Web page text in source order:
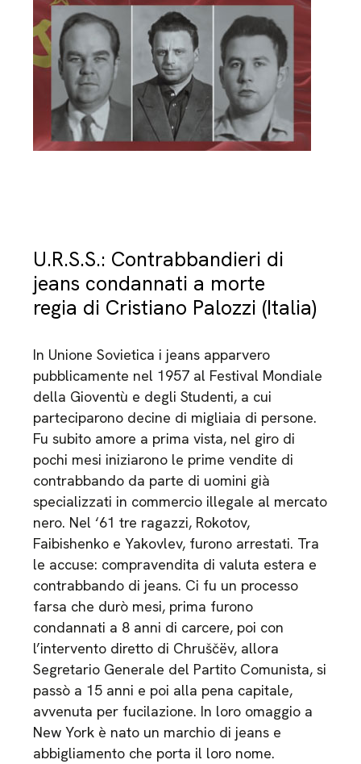
U.R.S.S.: Contrabbandieri di
jeans condannati a morte
regia di Cristiano Palozzi (Italia)
In Unione Sovietica i jeans apparvero
pubblicamente nel 1957 al Festival Mondiale
della Gioventù e degli Studenti, a cui
parteciparono decine di migliaia di persone.
Fu subito amore a prima vista, nel giro di
pochi mesi iniziarono le prime vendite di
contrabbando da parte di uomini già
specializzati in commercio illegale al mercato
nero. Nel ‘61 tre ragazzi, Rokotov,
Faibishenko e Yakovlev, furono arrestati. Tra
le accuse: compravendita di valuta estera e
contrabbando di jeans. Ci fu un processo
farsa che durò mesi, prima furono
condannati a 8 anni di carcere, poi con
l’intervento diretto di Chruščëv, allora
Segretario Generale del Partito Comunista, si
passò a 15 anni e poi alla pena capitale,
avvenuta per fucilazione. In loro omaggio a
New York è nato un marchio di jeans e
abbigliamento che porta il loro nome.